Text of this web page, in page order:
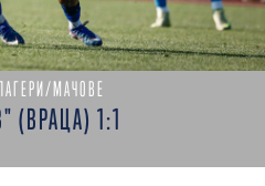
МАЧОВЕ
(ВРАЦА) 1:1